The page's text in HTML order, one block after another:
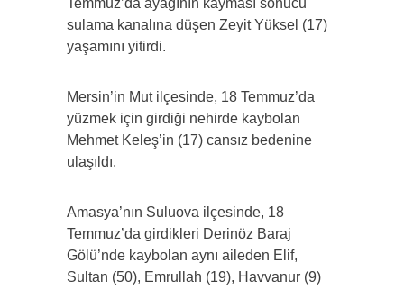
Temmuz’da ayağının kayması sonucu
sulama kanalına düşen Zeyit Yüksel (17)
yaşamını yitirdi.
Mersin’in Mut ilçesinde, 18 Temmuz’da
yüzmek için girdiği nehirde kaybolan
Mehmet Keleş’in (17) cansız bedenine
ulaşıldı.
Amasya’nın Suluova ilçesinde, 18
Temmuz’da girdikleri Derinöz Baraj
Gölü’nde kaybolan aynı aileden Elif,
Sultan (50), Emrullah (19), Havvanur (9)